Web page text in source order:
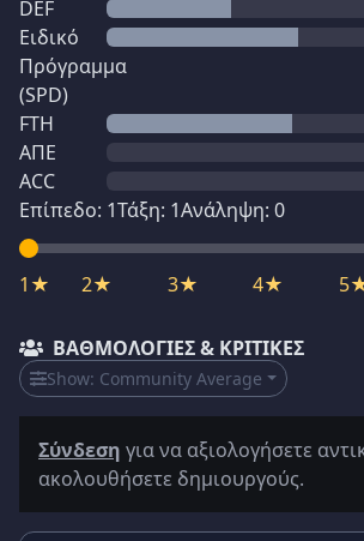
DEF
Ειδικό
Πρόγραμμα
(SPD)
FTH
ΑΠΕ
ACC
Επίπεδο: 1Τάξη: 1Ανάληψη: 0
1★ 2★ 3★ 4★
ΒΑΘΜΟΛΟΓΊΕΣ & ΚΡΙΤΙΚΈΣ
Show: Community Average
Σύνδεση για να αξιολογήσετε
ακολουθήσετε δημιουργούς.